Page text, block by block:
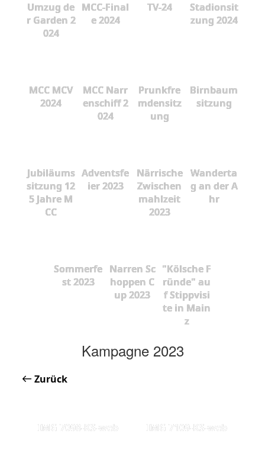
Umzug de
r Garden 2
024
MCC-Final
e 2024
TV-24
Stadionsit
zung 2024
MCC MCV
2024
MCC Narr
enschiff 2
024
Prunkfre
mdensitz
ung
Birnbaum
sitzung
Jubiläums
sitzung 12
5 Jahre M
CC
Adventsfe
ier 2023
Närrische
Zwischen
mahlzeit
2023
Wanderta
g an der A
hr
Sommerfe
st 2023
Narren Sc
hoppen C
up 2023
"Kölsche F
ründe" au
f Stippvisi
te in Main
z
Kampagne 2023
Zurück
IMG 7098-KS-web IMG 7109-KS-web